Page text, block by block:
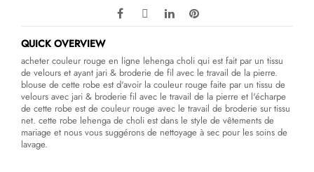
QUICK OVERVIEW
acheter couleur rouge en ligne lehenga choli qui est fait par un tissu
de velours et ayant jari & broderie de fil avec le travail de la pierre.
blouse de cette robe est d'avoir la couleur rouge faite par un tissu de
velours avec jari & broderie fil avec le travail de la pierre et l'écharpe
de cette robe est de couleur rouge avec le travail de broderie sur tissu
net. cette robe lehenga de choli est dans le style de vêtements de
mariage et nous vous suggérons de nettoyage à sec pour les soins de
lavage.